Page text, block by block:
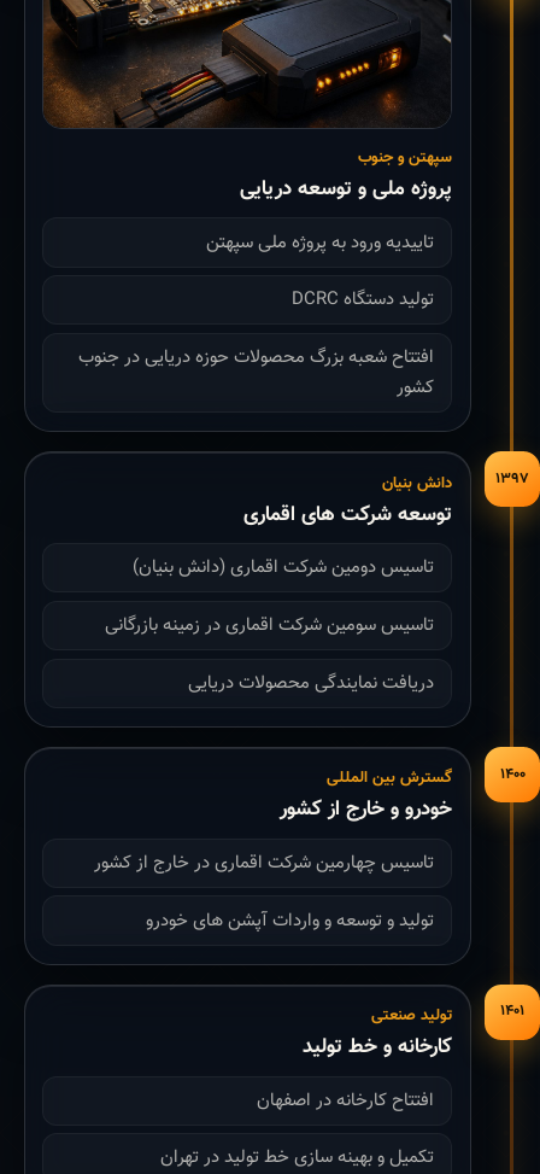
سپهتن و جنوب
پروژه ملی و توسعه دریایی
تاییدیه ورود به پروژه ملی سپهتن
تولید دستگاه DCRC
افتتاح شعبه بزرگ محصولات حوزه دریایی در جنوب
کشور
۱۳۹۷ دانش بنیان
توسعه شرکت های اقماری
تاسیس دومین شرکت اقماری (دانش بنیان)
تاسیس سومین شرکت اقماری در زمینه بازرگانی
دریافت نمایندگی محصولات دریایی
۱۴۰۰ گسترش بین المللی
خودرو و خارج از کشور
تاسیس چهارمین شرکت اقماری در خارج از کشور
تولید و توسعه و واردات آپشن های خودرو
۱۴۰۱ تولید صنعتی
کارخانه و خط تولید
افتتاح کارخانه در اصفهان
تکمیل و بهینه سازی خط تولید در تهران